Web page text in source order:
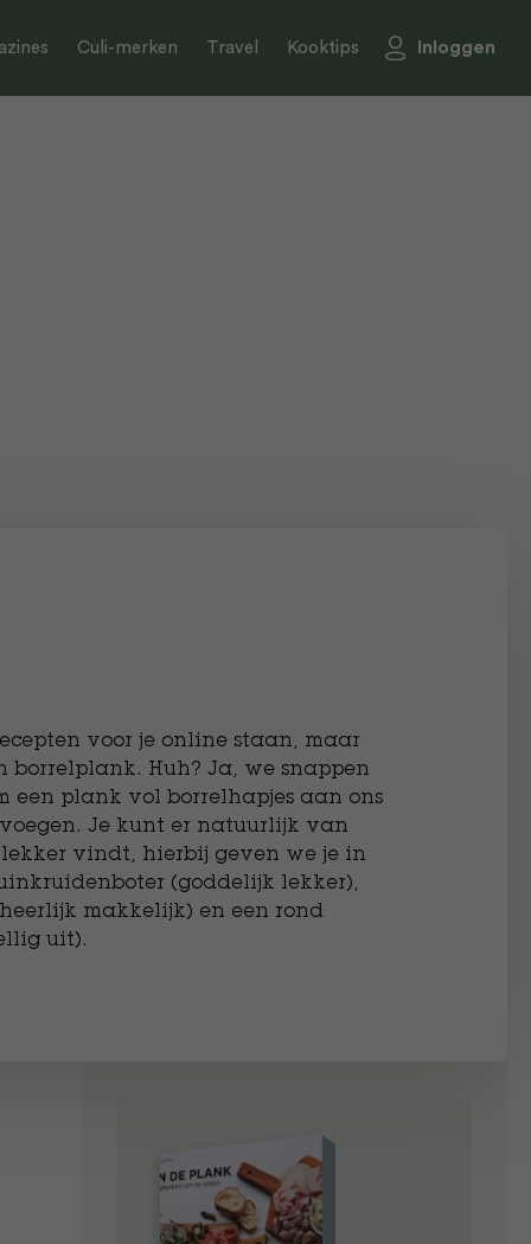
Culi-merken Travel Kooktips Inloggen
voor je online staan, maar
Huh? Ja, we snappen
een plank vol borrelhapjes aan ons
Je kunt er natuurlijk van
vindt, hierbij geven we je in
(goddelijk lekker),
makkelijk) en een rond
uit).